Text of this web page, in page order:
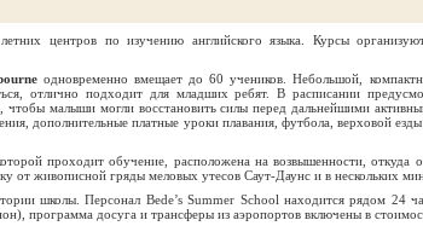
центров по изучению английского языка. Курсы
одновременно вмещает до 60 учеников. Небольшой,
отлично подходит для младших ребят. В расписании
малыши могли восстановить силы перед дальнейшими
дополнительные платные уроки плавания, футбола, верховой
проходит обучение, расположена на возвышенности, откуда
от живописной гряды меловых утесов Саут-Даунс и в нескольких
школы. Персонал Bede’s Summer School находится рядом 24
программа досуга и трансферы из аэропортов включены в